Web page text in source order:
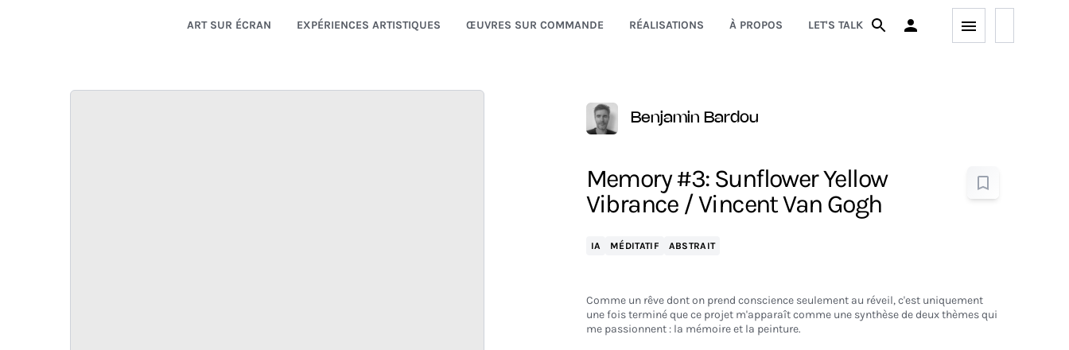
ART SUR ÉCRAN EXPÉRIENCES ARTISTIQUES ŒUVRES SUR COMMANDE RÉALISATIONS À PROPOS LET'S TALK
Benjamin Bardou
Memory #3: Sunflower Yellow
Vibrance / Vincent Van Gogh
IA MÉDITATIF ABSTRAIT
Comme un rêve dont on prend conscience seulement au réveil, c'est uniquement
une fois terminé que ce projet m'apparaît comme une synthèse de deux thèmes qui
me passionnent : la mémoire et la peinture.